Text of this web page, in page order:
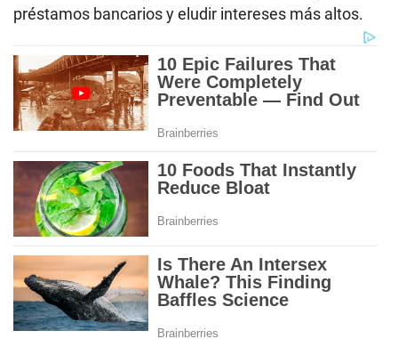
préstamos bancarios y eludir intereses más altos.